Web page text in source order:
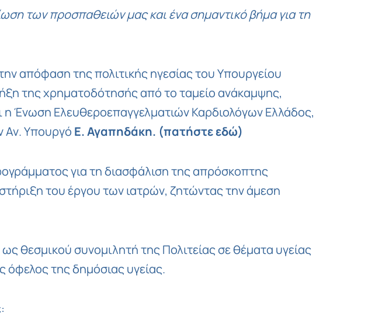
των προσπαθειών μας και ένα σημαντικό βήμα για τη
απόφαση της πολιτικής ηγεσίας του Υπουργείου
της χρηματοδότησής από το ταμείο ανάκαμψης,
η Ένωση Ελευθεροεπαγγελματιών Καρδιολόγων Ελλάδος,
Αν. Υπουργό Ε. Αγαπηδάκη. (πατήστε εδώ)
για τη διασφάλιση της απρόσκοπτης
του έργου των ιατρών, ζητώντας την άμεση
θεσμικού συνομιλητή της Πολιτείας σε θέματα υγείας
όφελος της δημόσιας υγείας.